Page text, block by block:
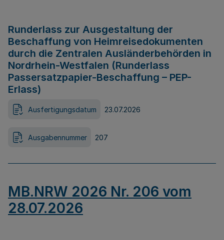
Runderlass zur Ausgestaltung der
Beschaffung von Heimreisedokumenten
durch die Zentralen Ausländerbehörden in
Nordrhein-Westfalen (Runderlass
Passersatzpapier-Beschaffung – PEP-
Erlass)
Ausfertigungsdatum 23.07.2026
Ausgabennummer 207
MB.NRW 2026 Nr. 206 vom
28.07.2026